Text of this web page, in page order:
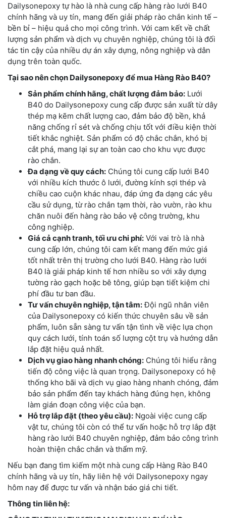
Dailysonepoxy tự hào là nhà cung cấp hàng rào lưới B40
chính hãng và uy tín, mang đến giải pháp rào chắn kinh tế –
bền bỉ – hiệu quả cho mọi công trình. Với cam kết về chất
lượng sản phẩm và dịch vụ chuyên nghiệp, chúng tôi là đối
tác tin cậy của nhiều dự án xây dựng, nông nghiệp và dân
dụng trên toàn quốc.
Tại sao nên chọn Dailysonepoxy để mua Hàng Rào B40?
Sản phẩm chính hãng, chất lượng đảm bảo: Lưới
B40 do Dailysonepoxy cung cấp được sản xuất từ dây
thép mạ kẽm chất lượng cao, đảm bảo độ bền, khả
năng chống rỉ sét và chống chịu tốt với điều kiện thời
tiết khắc nghiệt. Sản phẩm có độ chắc chắn, khó bị
cắt phá, mang lại sự an toàn cao cho khu vực được
rào chắn.
Đa dạng về quy cách: Chúng tôi cung cấp lưới B40
với nhiều kích thước ô lưới, đường kính sợi thép và
chiều cao cuộn khác nhau, đáp ứng đa dạng các yêu
cầu sử dụng, từ rào chắn tạm thời, rào vườn, rào khu
chăn nuôi đến hàng rào bảo vệ công trường, khu
công nghiệp.
Giá cả cạnh tranh, tối ưu chi phí: Với vai trò là nhà
cung cấp lớn, chúng tôi cam kết mang đến mức giá
tốt nhất trên thị trường cho lưới B40. Hàng rào lưới
B40 là giải pháp kinh tế hơn nhiều so với xây dựng
tường rào gạch hoặc bê tông, giúp bạn tiết kiệm chi
phí đầu tư ban đầu.
Tư vấn chuyên nghiệp, tận tâm:Đội ngũ nhân viên
của Dailysonepoxy có kiến thức chuyên sâu về sản
phẩm, luôn sẵn sàng tư vấn tận tình về việc lựa chọn
quy cách lưới, tính toán số lượng cột trụ và hướng dẫn
lắp đặt hiệu quả nhất.
Dịch vụ giao hàng nhanh chóng: Chúng tôi hiểu rằng
tiến độ công việc là quan trọng. Dailysonepoxy có hệ
thống kho bãi và dịch vụ giao hàng nhanh chóng, đảm
bảo sản phẩm đến tay khách hàng đúng hẹn, không
làm gián đoạn công việc của bạn.
Hỗ trợ lắp đặt (theo yêu cầu): Ngoài việc cung cấp
vật tư, chúng tôi còn có thể tư vấn hoặc hỗ trợ lắp đặt
hàng rào lưới B40 chuyên nghiệp, đảm bảo công trình
hoàn thiện chắc chắn và thẩm mỹ.
Nếu bạn đang tìm kiếm một nhà cung cấp Hàng Rào B40
chính hãng và uy tín, hãy liên hệ với Dailysonepoxy ngay
hôm nay để được tư vấn và nhận báo giá chi tiết.
Thông tin liên hệ: